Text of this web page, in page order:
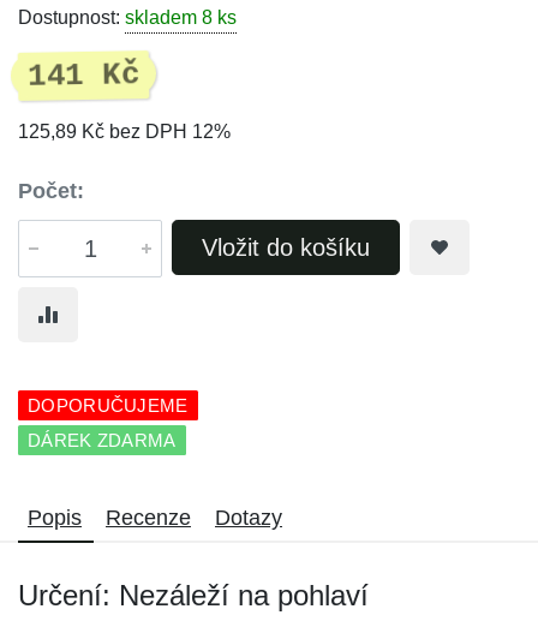
Dostupnost: skladem 8 ks
141 Kč
125,89 Kč bez DPH 12%
Počet:
Vložit do košíku
DOPORUČUJEME
DÁREK ZDARMA
Popis Recenze Dotazy
Určení: Nezáleží na pohlaví